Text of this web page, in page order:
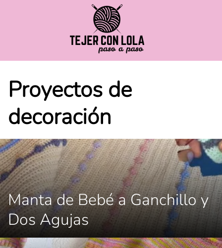
Proyectos de
decoración
Manta de Bebé a Ganchillo y
Dos Agujas